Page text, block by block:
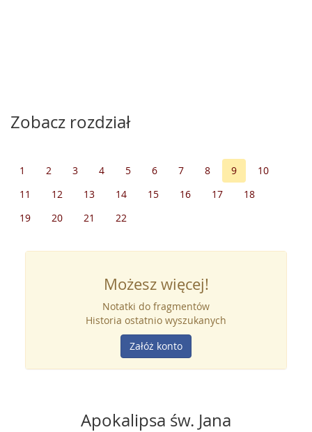
Zobacz rozdział
1 2 3 4 5 6 7 8 9
10
11
12 13 14 15 16 17
18
19
20 21 22
Możesz więcej!
Notatki do fragmentów
Historia ostatnio wyszukanych
Załóż konto
Apokalipsa św. Jana